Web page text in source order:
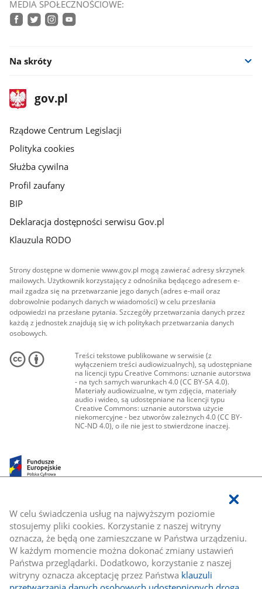
W celu świadczenia usług na najwyższym poziomie
stosujemy pliki cookies. Korzystanie z naszej witryny
oznacza, że będą one zamieszczane w Państwa urządzeniu.
W każdym momencie można dokonać zmiany ustawień
Państwa przeglądarki. Dodatkowo, korzystanie z naszej
witryny oznacza akceptację przez Państwa klauzuli
MEDIA SPOŁECZNOŚCIOWE:
Na skróty
stopka
gov.plStrona
gov.pl
Rządowe Centrum Legislacji
Polityka cookies
Służba cywilna
Profil zaufany
BIP
Deklaracja dostępności serwisu Gov.pl
Klauzula RODO
Strony dostępne w domenie www.gov.pl mogą zawierać adresy skrzynek
mailowych. Użytkownik korzystający z odnośnika będącego adresem e-
mail zgadza się na przetwarzanie jego danych (adres e-mail oraz
dobrowolnie podanych danych w wiadomości) w celu przesłania
odpowiedzi na przesłane pytania. Szczegóły przetwarzania danych przez
każdą z jednostek znajdują się w ich politykach przetwarzania danych
osobowych.
Treści tekstowe publikowane w serwisie (z
wyłączeniem treści audiowizualnych), są udostępniane
na licencji typu Creative Commons: uznanie autorstwa
- na tych samych warunkach 4.0 (CC BY-SA 4.0).
Materiały audiowizualne, w tym zdjęcia, materiały
audio i wideo, są udostępniane na licencji typu
Creative Commons: uznanie autorstwa użycie
niekomercyjne - bez utworów zależnych 4.0 (CC BY-
NC-ND 4.0), o ile nie jest to stwierdzone inaczej.